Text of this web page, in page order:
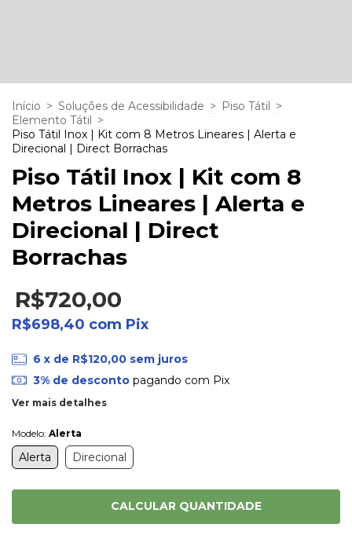
Início > Soluções de Acessibilidade > Piso Tátil >
Elemento Tátil >
Piso Tátil Inox | Kit com 8 Metros Lineares | Alerta e
Direcional | Direct Borrachas
Piso Tátil Inox | Kit com 8
Metros Lineares | Alerta e
Direcional | Direct
Borrachas
R$720,00
R$698,40 com Pix
6 x de R$120,00 sem juros
3% de descontopagando com Pix
Ver mais detalhes
Modelo: Alerta
Alerta Direcional
CALCULAR QUANTIDADE